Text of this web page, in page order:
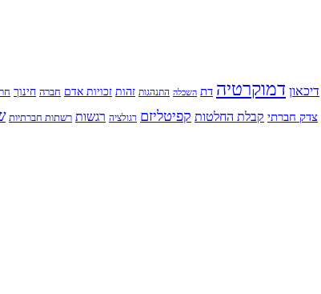
דיכאון דמוקרטיה דת השכלה התנהגות זהות זכויות אדם חברה חינוך
צדק חברתי קבלת החלטות קפיטליזם רגולציה רגשות רשתות חברתיות